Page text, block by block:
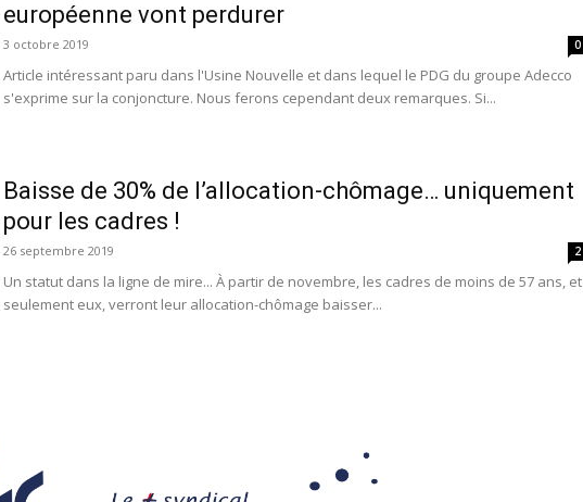
européenne vont perdurer
3 octobre 2019 0
Article intéressant paru dans l'Usine Nouvelle et dans lequel le PDG du groupe Adecco
s'exprime sur la conjoncture. Nous ferons cependant deux remarques. Si...
Baisse de 30% de l’allocation-chômage… uniquement
pour les cadres !
26 septembre 2019 2
Un statut dans la ligne de mire... À partir de novembre, les cadres de moins de 57 ans, et
seulement eux, verront leur allocation-chômage baisser...